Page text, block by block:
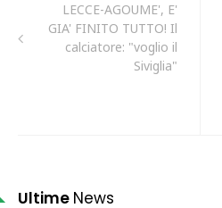
LECCE-AGOUME', E'
GIA' FINITO TUTTO! Il
calciatore: "voglio il
Siviglia"
Ultime News